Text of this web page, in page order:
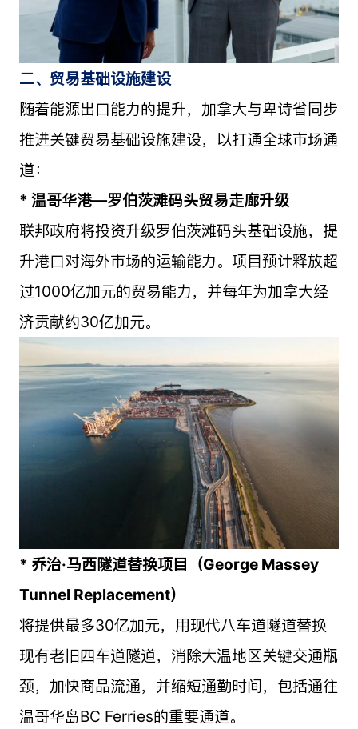
二、贸易基础设施建设
随着能源出口能力的提升，加拿大与卑诗省同步
推进关键贸易基础设施建设，以打通全球市场通
道：
* 温哥华港—罗伯茨滩码头贸易走廊升级
联邦政府将投资升级罗伯茨滩码头基础设施，提
升港口对海外市场的运输能力。项目预计释放超
过1000亿加元的贸易能力，并每年为加拿大经
济贡献约30亿加元。
* 乔治·马西隧道替换项目（George Massey
Tunnel Replacement）
将提供最多30亿加元，用现代八车道隧道替换
现有老旧四车道隧道，消除大温地区关键交通瓶
颈，加快商品流通，并缩短通勤时间，包括通往
温哥华岛BC Ferries的重要通道。